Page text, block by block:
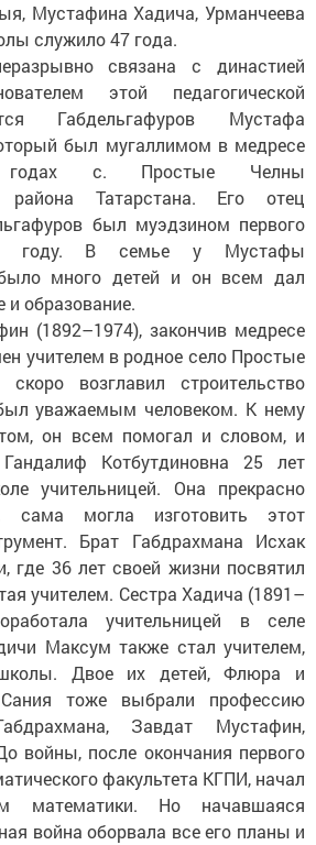
Мустафина Хадича, Урманчеева
служило 47 года.
связана с династией
этой педагогической
Габдельгафуров Мустафа
был мугаллимом в медресе
годах с. Простые Челны
района Татарстана. Его отец
был муэдзином первого
году. В семье у Мустафы
много детей и он всем дал
и образование.
(1892–1974), закончив медресе
учителем в родное село Простые
возглавил строительство
уважаемым человеком. К нему
он всем помогал и словом, и
Котбутдиновна 25 лет
учительницей. Она прекрасно
сама могла изготовить этот
Брат Габдрахмана Исхак
где 36 лет своей жизни посвятил
учителем. Сестра Хадича (1891–
учительницей в селе
Максум также стал учителем,
Двое их детей, Флюра и
тоже выбрали профессию
Завдат Мустафин,
войны, после окончания первого
факультета КГПИ, начал
математики. Но начавшаяся
война оборвала все его планы и